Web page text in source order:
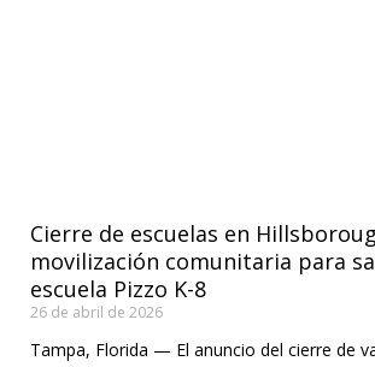
Cierre de escuelas en
movilización comunitaria para
escuela Pizzo K-8
26 de abril de 2026
Tampa, Florida — El anuncio del cierre de